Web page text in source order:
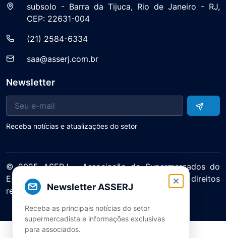
Newsletter ASSERJ
Receba as principais notícias do setor
supermercadista e informações exclusivas
para associados.
subsolo - Barra da Tijuca, Rio de Janeiro - RJ,
CEP: 22631-004
(21) 2584-6334
saa@asserj.com.br
Newsletter
Receba notícias e atualizações do setor
© 2025 ASERJ – Associação de Supermercados do
Estado do Rio de Janeiro. Todos os direitos
reservados.